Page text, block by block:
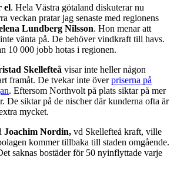
el. Hela Västra götaland diskuterar nu
veckan pratar jag senaste med regionens
Lundberg Nilsson. Hon menar att
vänta på. De behöver vindkraft till havs.
10 000 jobb hotas i regionen.
Skellefteå visar inte heller någon
framåt. De tvekar inte överpriserna på
. Eftersom Northvolt på plats siktar på mer
De siktar på de nischer där kunderna ofta är
mycket.
Joachim Nordin, vd Skellefteå kraft, ville
kommer tillbaka till staden omgående.
saknas bostäder för 50 nyinflyttade varje